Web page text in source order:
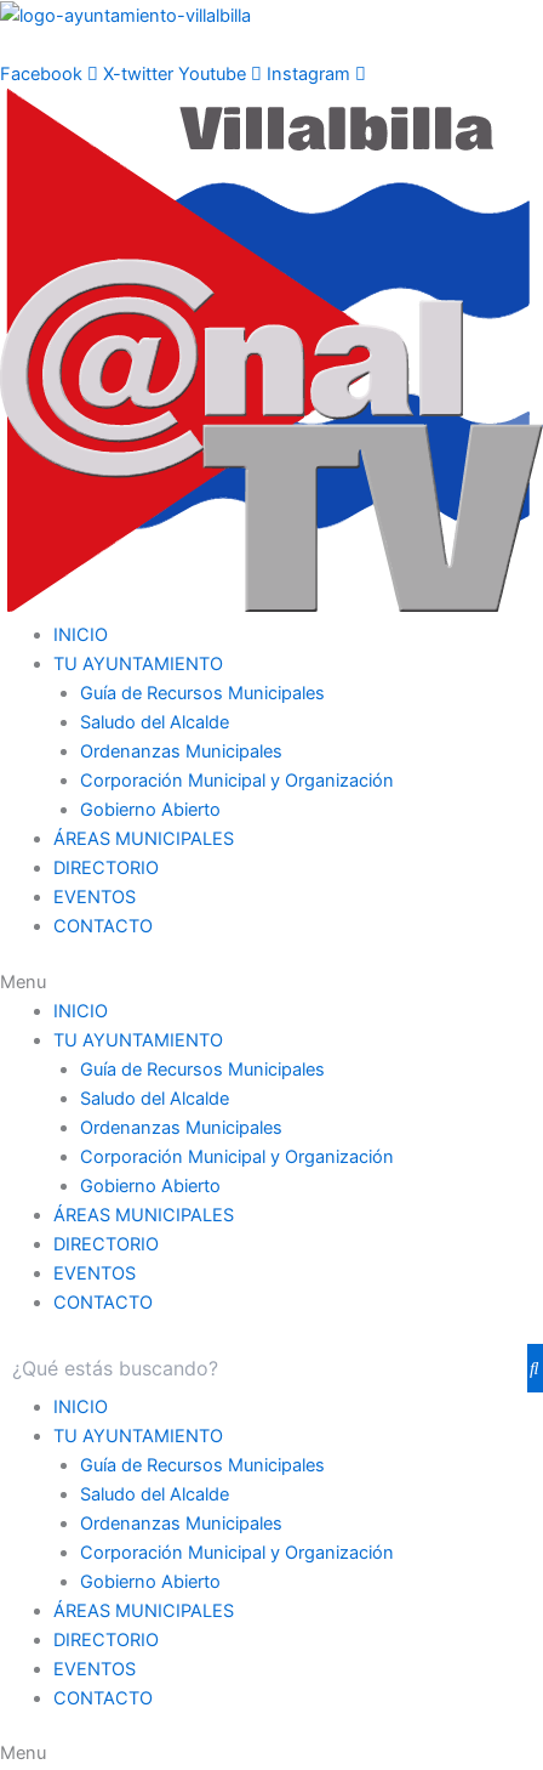
Ir
contenido
Facebook X-twitter Youtube Instagram
INICIO
TU AYUNTAMIENTO
Guía de Recursos Municipales
Saludo del Alcalde
Ordenanzas Municipales
Corporación Municipal y Organización
Gobierno Abierto
ÁREAS MUNICIPALES
DIRECTORIO
EVENTOS
CONTACTO
Menu
INICIO
TU AYUNTAMIENTO
Guía de Recursos Municipales
Saludo del Alcalde
Ordenanzas Municipales
Corporación Municipal y Organización
Gobierno Abierto
ÁREAS MUNICIPALES
DIRECTORIO
EVENTOS
CONTACTO
INICIO
TU AYUNTAMIENTO
Guía de Recursos Municipales
Saludo del Alcalde
Ordenanzas Municipales
Corporación Municipal y Organización
Gobierno Abierto
ÁREAS MUNICIPALES
DIRECTORIO
EVENTOS
CONTACTO
Menu